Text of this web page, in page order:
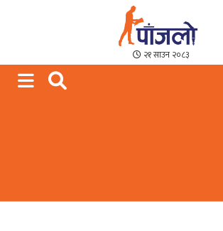
Paajalo News
We are from Far West Nepal
२१ साउन २०८३